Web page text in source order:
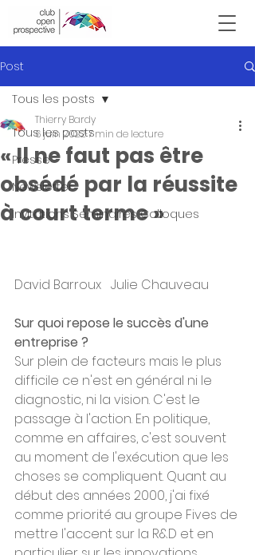
Victor Hugo
Post
Tous les posts
Presse
Newsletter
Invitations Seminaires Colloques
Tous les posts
« Il ne faut pas être
obsédé par la réussite
à court terme »
Thierry Bardy
6 juin 20227 min de lecture
David Barroux   Julie Chauveau
Sur quoi repose le succès d'une
entreprise ?
Sur plein de facteurs mais le plus
difficile ce n'est en général ni le
diagnostic, ni la vision. C'est le
passage à l'action. En politique,
comme en affaires, c'est souvent
au moment de l'exécution que les
choses se compliquent. Quant au
début des années 2000, j'ai fixé
comme priorité au groupe Fives de
mettre l'accent sur la R&D et en